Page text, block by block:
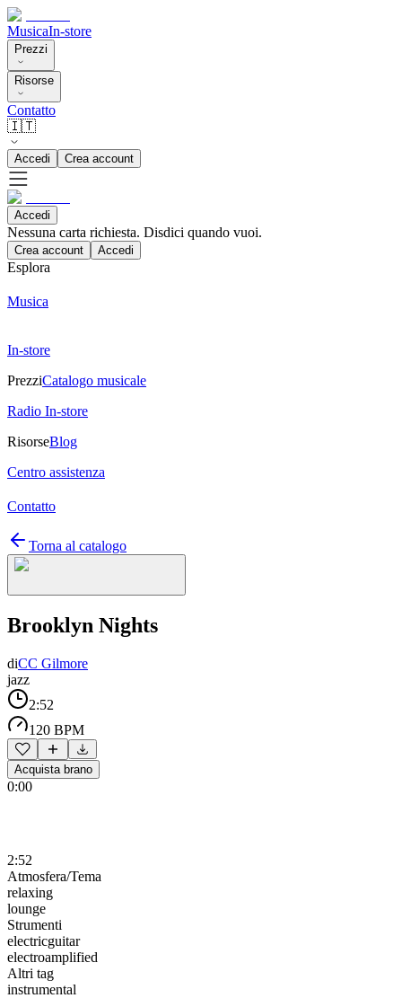
MusicaIn-store
Prezzi
Risorse
Contatto
🇮🇹
Accedi Crea account
Accedi
Nessuna carta richiesta. Disdici quando vuoi.
Crea account Accedi
Esplora
Musica
In-store
PrezziCatalogo musicale
Radio In-store
RisorseBlog
Centro assistenza
Contatto
Torna al catalogo
Brooklyn Nights
diCC Gilmore
jazz
2:52
120 BPM
Acquista brano
0:00
2:52
Atmosfera/Tema
relaxing
lounge
Strumenti
electricguitar
electroamplified
Altri tag
instrumental